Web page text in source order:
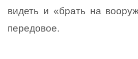
видеть и «брать на
передовое.